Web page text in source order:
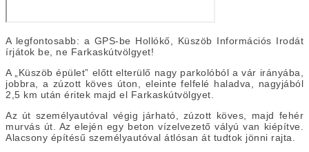
A legfontosabb: a GPS-be Hollókő, Küszöb Információs Irodát
írjátok be, ne Farkaskútvölgyet!
A „Küszöb épület” előtt elterülő nagy parkolóból a vár irányába,
jobbra, a zúzott köves úton, eleinte felfelé haladva, nagyjából
2,5 km után éritek majd el Farkaskútvölgyet.
Az út személyautóval végig járható, zúzott köves, majd fehér
murvás út. Az elején egy beton vízelvezető vályú van kiépítve.
Alacsony építésű személyautóval átlósan át tudtok jönni rajta.